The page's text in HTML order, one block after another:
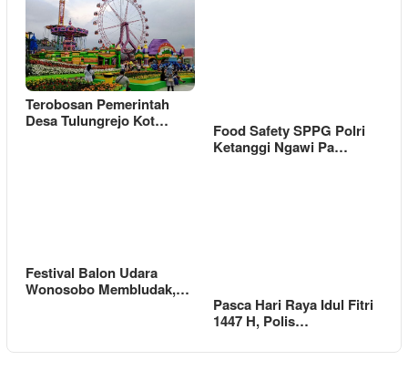
Terobosan Pemerintah
Desa Tulungrejo Kot…
Food Safety SPPG Polri
Ketanggi Ngawi Pa…
Festival Balon Udara
Wonosobo Membludak,…
Pasca Hari Raya Idul Fitri
1447 H, Polis…